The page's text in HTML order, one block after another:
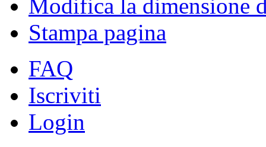
Modifica la dimensione
Stampa pagina
FAQ
Iscriviti
Login